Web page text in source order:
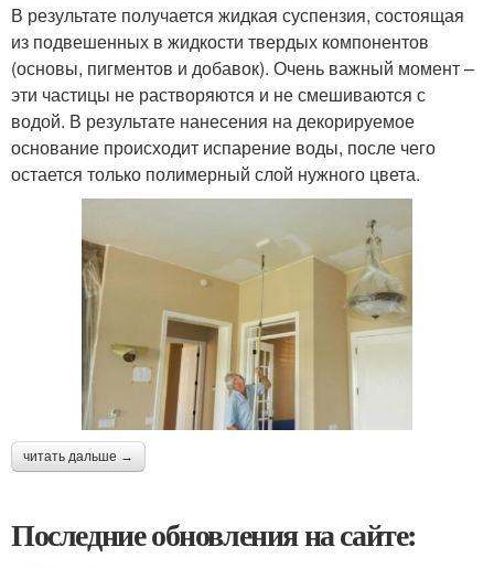
В результате получается жидкая суспензия, состоящая
из подвешенных в жидкости твердых компонентов
(основы, пигментов и добавок). Очень важный момент –
эти частицы не растворяются и не смешиваются с
водой. В результате нанесения на декорируемое
основание происходит испарение воды, после чего
остается только полимерный слой нужного цвета.
читать дальше →
Последние обновления на сайте: